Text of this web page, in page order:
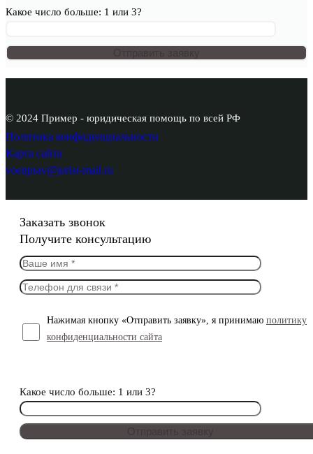
Какое число больше: 1 или 3?
© 2024 Пример - юридическая помощь по всей РФ
Политика конфиденциальности
Карта сайта
voenprav@jurist-mail.ru
Заказать звонок
Получите консультацию
Нажимая кнопку «Отправить заявку», я принимаю политику
конфиденциальности сайта
Какое число больше: 1 или 3?